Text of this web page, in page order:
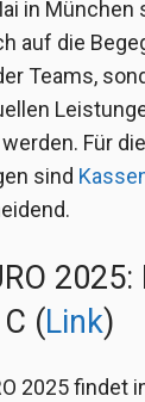
in München
auf die
Teams,
Für
sind
(Link)
2025 findet